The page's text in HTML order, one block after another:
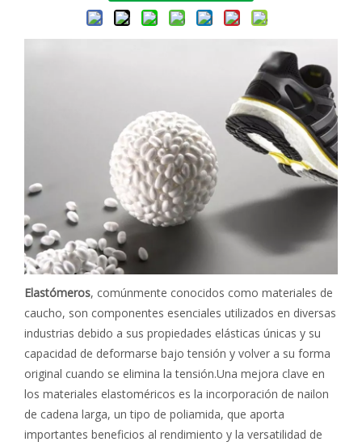
Elastómeros, comúnmente conocidos como materiales de
caucho, son componentes esenciales utilizados en diversas
industrias debido a sus propiedades elásticas únicas y su
capacidad de deformarse bajo tensión y volver a su forma
original cuando se elimina la tensión.Una mejora clave en
los materiales elastoméricos es la incorporación de nailon
de cadena larga, un tipo de poliamida, que aporta
importantes beneficios al rendimiento y la versatilidad de